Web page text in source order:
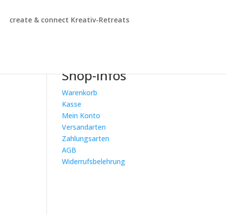
create & connect Kreativ-Retreats
Shop-Infos
Warenkorb
Kasse
Mein Konto
Versandarten
Zahlungsarten
AGB
Widerrufsbelehrung